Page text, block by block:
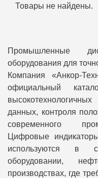
Товары не найдены.
Промышленные
оборудования для
Компания «Анкор-
официальный
данных, контроля
современного
Цифровые
используются в
оборудовании,
производствах, где